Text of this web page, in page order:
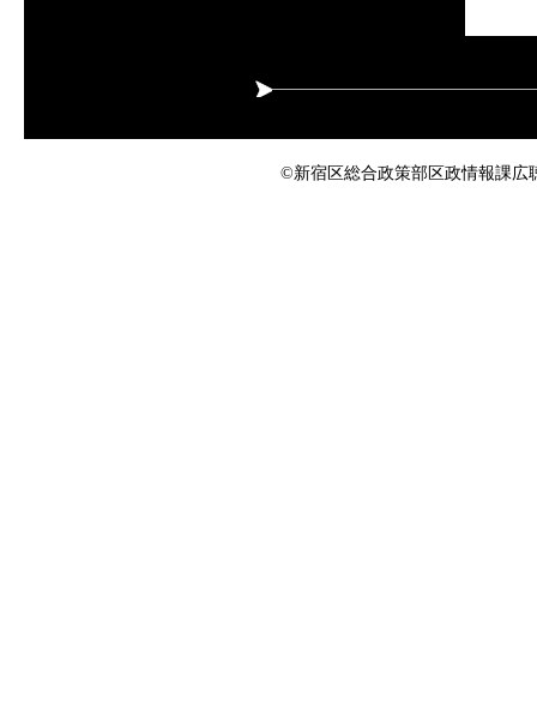
©新宿区総合政策部区政情報課広